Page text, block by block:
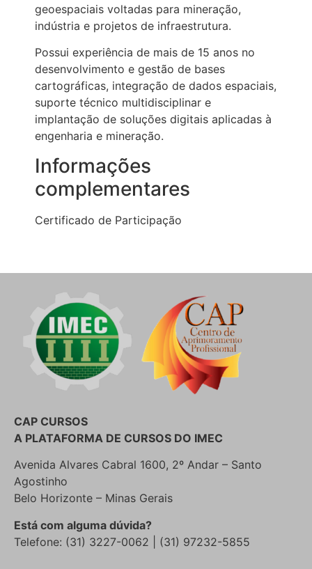
geoespaciais voltadas para mineração,
indústria e projetos de infraestrutura.
Possui experiência de mais de 15 anos no
desenvolvimento e gestão de bases
cartográficas, integração de dados espaciais,
suporte técnico multidisciplinar e
implantação de soluções digitais aplicadas à
engenharia e mineração.
Informações
complementares
Certificado de Participação
CAP CURSOS
A PLATAFORMA DE CURSOS DO IMEC
Avenida Alvares Cabral 1600, 2º Andar – Santo
Agostinho
Belo Horizonte – Minas Gerais
Está com alguma dúvida?
Telefone: (31) 3227-0062 | (31) 97232-5855